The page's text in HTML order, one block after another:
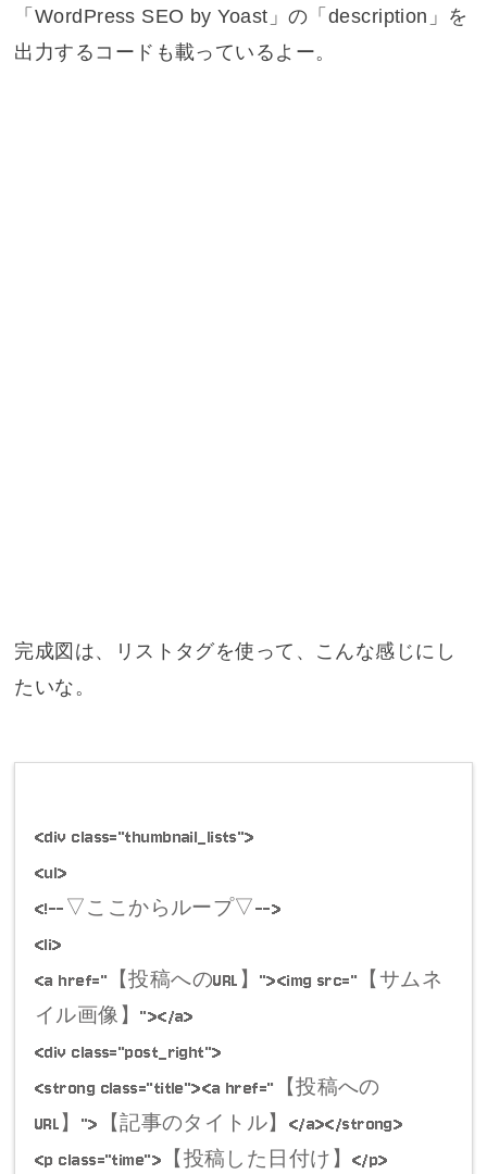
「WordPress SEO by Yoast」の「description」を
出力するコードも載っているよー。
完成図は、リストタグを使って、こんな感じにし
たいな。
<div class="thumbnail_lists">
<ul>
<!--▽ここからループ▽-->
<li>
<a href="【投稿へのURL】"><img src="【サムネ
イル画像】"></a>
<div class="post_right">
<strong class="title"><a href="【投稿への
URL】">【記事のタイトル】</a></strong>
<p class="time">【投稿した日付け】</p>